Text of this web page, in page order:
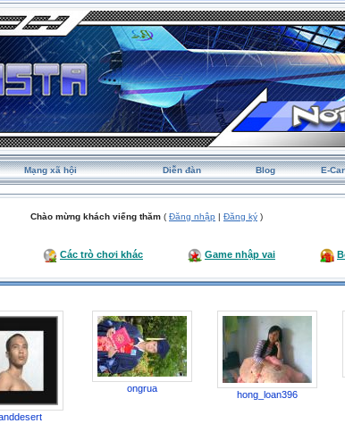
Mạng xã hội Diễn đàn Blog E-
Chào mừng khách viếng thăm ( Đăng nhập | Đăng ký )
Các trò chơi khác Game nhập vai
ongrua
hong_loan396